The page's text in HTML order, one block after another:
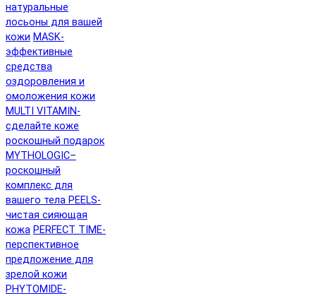
натуральные
лосьоны для вашей
кожи MASK-
эффективные
средства
оздоровления и
омоложения кожи
MULTI VITAMIN-
сделайте коже
роскошный подарок
MYTHOLOGIC–
роскошный
комплекс для
вашего тела PEELS-
чистая сияющая
кожа PERFECT TIME-
перспективное
предложение для
зрелой кожи
PHYTOMIDE-